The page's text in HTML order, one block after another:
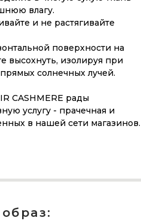
влагу.
и не растягивайте
поверхности на
высохнуть, изолируя при
солнечных лучей.
CASHMERE рады
услугу - прачечная и
в нашей сети магазинов.
годы?